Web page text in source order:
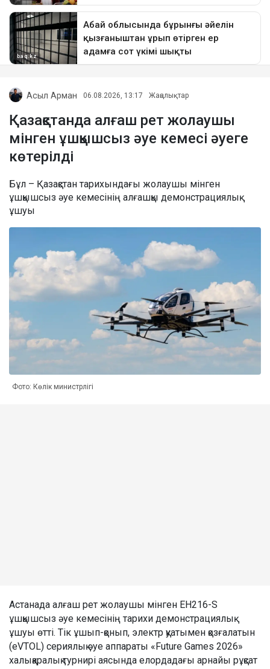
Асыл Арман 06.08.2026, 13:17 Жаңалықтар
Қазақстанда алғаш рет жолаушы
мінген ұшқышсыз әуе кемесі әуеге
көтерілді
Бұл – Қазақстан тарихындағы жолаушы мінген
ұшқышсыз әуе кемесінің алғашқы демонстрациялық
ұшуы
Фото: Көлік министрлігі
Астанада алғаш рет жолаушы мінген EH216-S
ұшқышсыз әуе кемесінің тарихи демонстрациялық
ұшуы өтті. Тік ұшып-қонып, электр қуатымен қозғалатын
(eVTOL) сериялық әуе аппараты «Future Games 2026»
халықаралық турнирі аясында елордадағы арнайы рұқсат